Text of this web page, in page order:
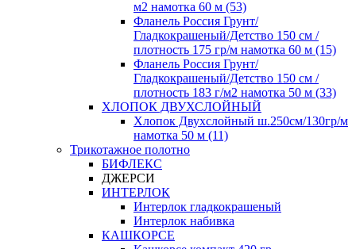
м2 намотка 60 м (53)
Фланель Россия Грунт/
Гладкокрашеный/Детство 150 см /
плотность 175 гр/м намотка 60 м (15)
Фланель Россия Грунт/
Гладкокрашеный/Детство 150 см /
плотность 183 г/м2 намотка 50 м (33)
ХЛОПОК ДВУХСЛОЙНЫЙ
Хлопок Двухслойный ш.250см/130гр/м
намотка 50 м (11)
Трикотажное полотно
БИФЛЕКС
ДЖЕРСИ
ИНТЕРЛОК
Интерлок гладкокрашеный
Интерлок набивка
КАШКОРСЕ